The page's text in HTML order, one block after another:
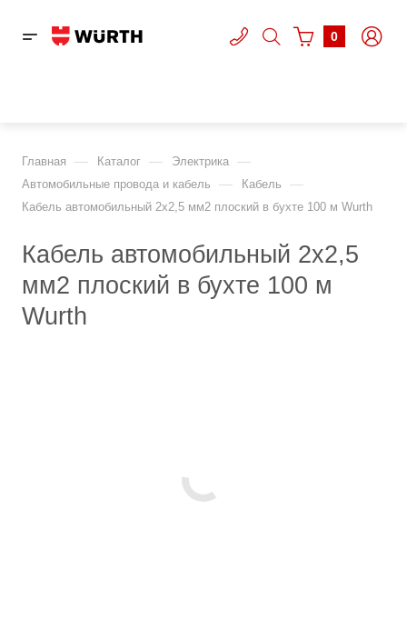
0
Главная — Каталог — Электрика —
Автомобильные провода и кабель — Кабель —
Кабель автомобильный 2х2,5 мм2 плоский в бухте 100 м Wurth
Кабель автомобильный 2х2,5
мм2 плоский в бухте 100 м
Wurth